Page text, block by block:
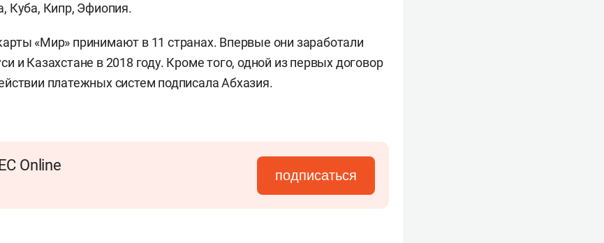
Куба, Кипр, Эфиопия.
«Мир» принимают в 11 странах. Впервые они заработали
и Казахстане в 2018 году. Кроме того, одной из первых договор
платежных систем подписала Абхазия.
Online
подписаться